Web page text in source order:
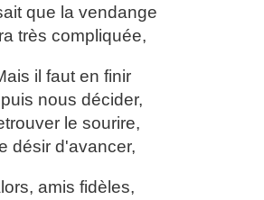
que la vendange
très compliquée,
il faut en finir
nous décider,
le sourire,
désir d'avancer,
amis fidèles,